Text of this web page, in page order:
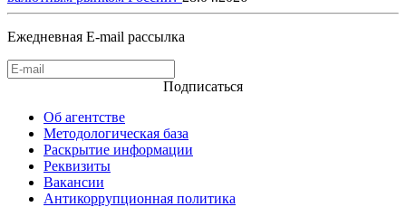
Ежедневная E-mail рассылка
Подписаться
Об агентстве
Методологическая база
Раскрытие информации
Реквизиты
Вакансии
Антикоррупционная политика